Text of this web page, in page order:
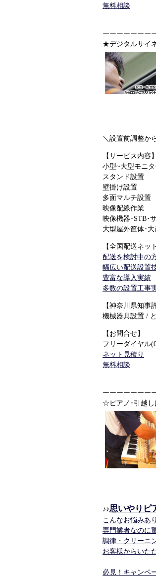
無料相談
ーーーーーーー
★デジタルサイ
＼設置前調整か
【サービス内容】
小型~大型モニ
スタンド設置
壁掛け設置
多面マルチ設置
映像配線作業
映像機器･STB･
大型屋外筐体･
【全国配送ネッ
配送を検討中の
幅広い配送設置
豊富な導入実績
多数の設置工事
【神奈川県知事
機械器具設置 /
【お問合せ】
フリーダイヤル
ネット見積り
無料相談
ーーーーーーー
☆ピアノ･引越
♪♪思いやりピ
こんなお悩みあ
専門業者なのに
調律・クリーニ
お客様からいた
必見！キャンペ